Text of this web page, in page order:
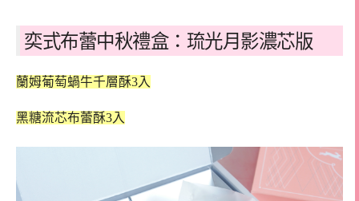
奕式布蕾中秋禮盒：琉光月影濃芯版
蘭姆葡萄蝸牛千層酥3入
黑糖流芯布蕾酥3入